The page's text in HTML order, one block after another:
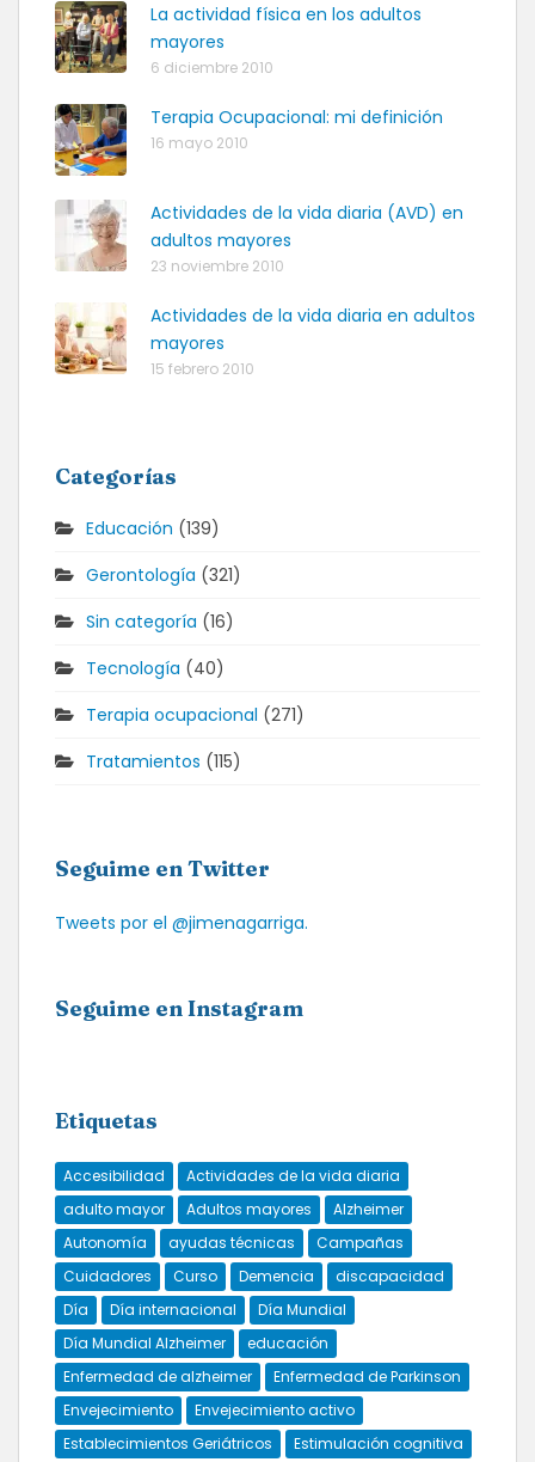
La actividad física en los adultos
mayores
6 diciembre 2010
Terapia Ocupacional: mi definición
16 mayo 2010
Actividades de la vida diaria (AVD) en
adultos mayores
23 noviembre 2010
Actividades de la vida diaria en adultos
mayores
15 febrero 2010
Categorías
Educación (139)
Gerontología (321)
Sin categoría (16)
Tecnología (40)
Terapia ocupacional (271)
Tratamientos (115)
Seguime en Twitter
Tweets por el @jimenagarriga.
Seguime en Instagram
Etiquetas
Accesibilidad
Actividades de la vida diaria
adulto mayor
Adultos mayores
Alzheimer
Autonomía
ayudas técnicas
Campañas
Cuidadores
Curso Demencia
discapacidad
Día
Día internacional
Día Mundial
Día Mundial Alzheimer
educación
Enfermedad de alzheimer
Enfermedad de Parkinson
Envejecimiento
Envejecimiento activo
Establecimientos Geriátricos
Estimulación cognitiva